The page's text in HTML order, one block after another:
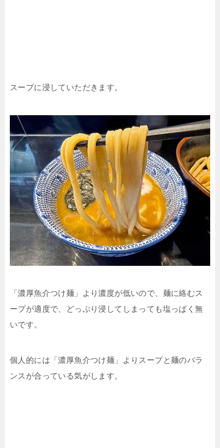
スープに浸していただきます。
「濃厚魚介つけ麺」より濃度が低いので、麺に絡むス
ープが適度で、どっぷり浸してしまっても塩っぱく無
いです。
個人的には「濃厚魚介つけ麺」よりスープと麺のバラ
ンスが合っている気がします。